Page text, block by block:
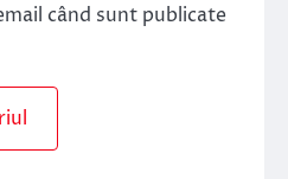
când sunt publicate